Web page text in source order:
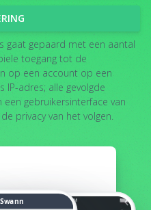
gaat gepaard met een aantal
toegang tot de
op een account op een
IP-adres; alle gevolgde
een gebruikersinterface van
privacy van het volgen.
Swann